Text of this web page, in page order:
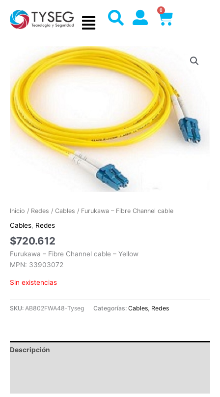
contenido
0
Cart
Inicio / Redes / Cables / Furukawa – Fibre Channel cable
Cables, Redes
$720.612
Furukawa – Fibre Channel cable – Yellow
MPN: 33903072
Sin existencias
SKU: AB802FWA48-Tyseg Categorías: Cables Redes
Descripción